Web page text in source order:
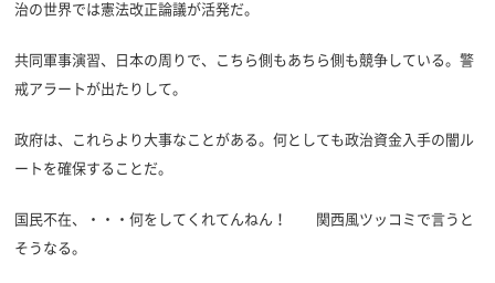
治の世界では憲法改正論議が活発だ。
共同軍事演習、日本の周りで、こちら側もあちら側も競争している。警
戒アラートが出たりして。
政府は、これらより大事なことがある。何としても政治資金入手の闇ル
ートを確保することだ。
国民不在、・・・何をしてくれてんねん！ 関西風ツッコミで言うと
そうなる。